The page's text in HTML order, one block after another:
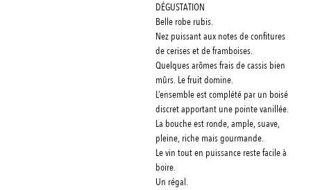
DÉGUSTATION
Belle robe rubis.
Nez puissant aux notes de confitures
de cerises et de framboises.
Quelques arômes frais de cassis bien
mûrs. Le fruit domine.
L’ensemble est complété par un boisé
discret apportant une pointe vanillée.
La bouche est ronde, ample, suave,
pleine, riche mais gourmande.
Le vin tout en puissance reste facile à
boire.
Un régal.